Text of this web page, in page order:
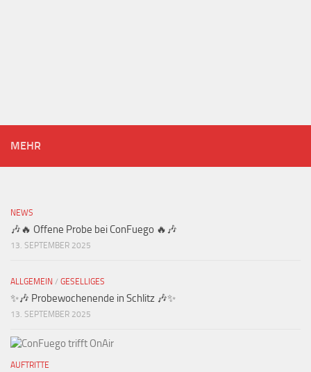
MEHR
NEWS
🎶🔥 Offene Probe bei ConFuego 🔥🎶
13. SEPTEMBER 2025
ALLGEMEIN / GESELLIGES
✨🎶 Probewochenende in Schlitz 🎶✨
13. SEPTEMBER 2025
AUFTRITTE